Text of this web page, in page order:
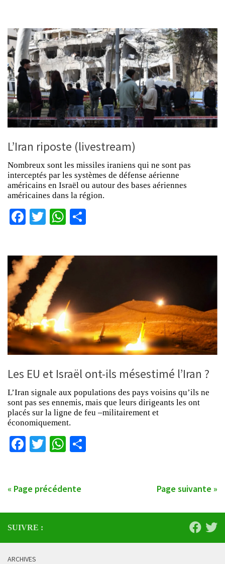
L’Iran riposte (livestream)
Nombreux sont les missiles iraniens qui ne sont pas
interceptés par les systèmes de défense aérienne
américains en Israël ou autour des bases aériennes
américaines dans la région.
Facebook
TwitterWhatsApp
Les EU et Israël ont-ils mésestimé l’Iran ?
L’Iran signale aux populations des pays voisins qu’ils ne
sont pas ses ennemis, mais que leurs dirigeants les ont
placés sur la ligne de feu –militairement et
économiquement.
Facebook
TwitterWhatsApp
« Page précédente Page suivante »
SUIVRE :
ARCHIVES